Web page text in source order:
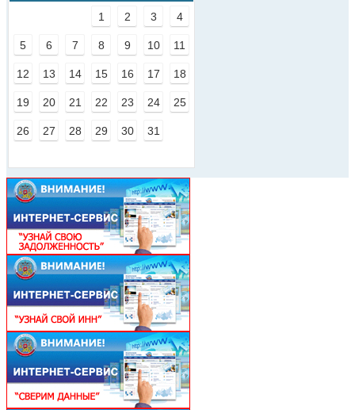
1 2 3 4
5 6 7 8 9 10 11
12 13 14 15 16 17 18
19 20 21 22 23 24 25
26 27 28 29 30 31